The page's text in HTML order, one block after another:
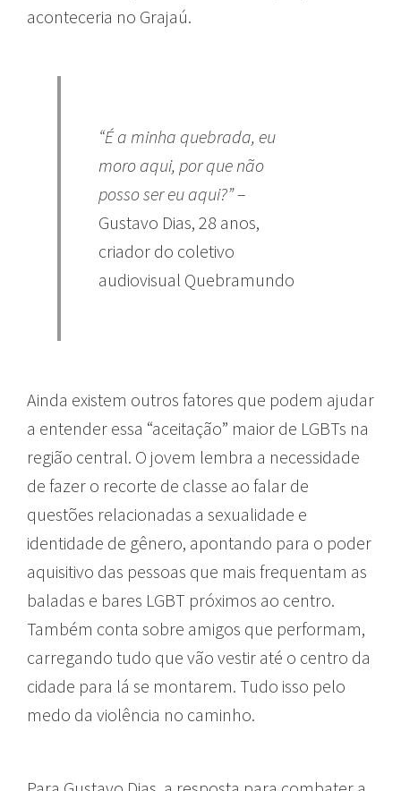
aconteceria no Grajaú.
“É a minha quebrada, eu
moro aqui, por que não
posso ser eu aqui?”–
Gustavo Dias, 28 anos,
criador do coletivo
audiovisual Quebramundo
Ainda existem outros fatores que podem ajudar
a entender essa “aceitação” maior de LGBTs na
região central. O jovem lembra a necessidade
de fazer o recorte de classe ao falar de
questões relacionadas a sexualidade e
identidade de gênero, apontando para o poder
aquisitivo das pessoas que mais frequentam as
baladas e bares LGBT próximos ao centro.
Também conta sobre amigos que performam,
carregando tudo que vão vestir até o centro da
cidade para lá se montarem. Tudo isso pelo
medo da violência no caminho.